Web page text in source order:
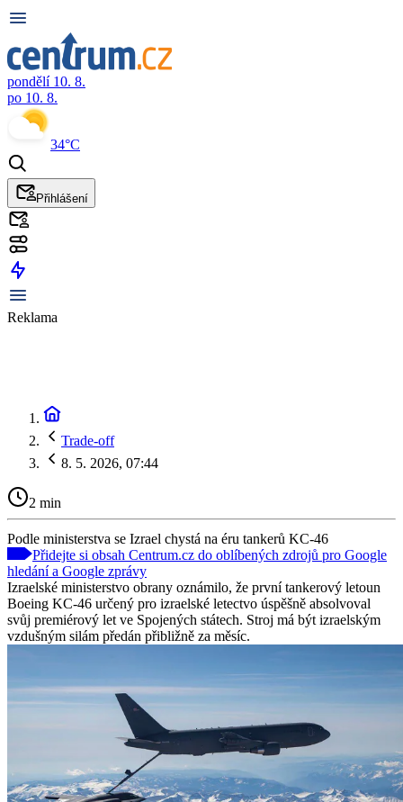
pondělí 10. 8.
po 10. 8.
34°C
Přihlášení
Reklama
Trade-off
8. 5. 2026, 07:44
2 min
Podle ministerstva se Izrael chystá na éru tankerů KC-46
Přidejte si obsah Centrum.cz do oblíbených zdrojů pro Google
hledání a Google zprávy
Izraelské ministerstvo obrany oznámilo, že první tankerový letoun
Boeing KC-46 určený pro izraelské letectvo úspěšně absolvoval
svůj premiérový let ve Spojených státech. Stroj má být izraelským
vzdušným silám předán přibližně za měsíc.